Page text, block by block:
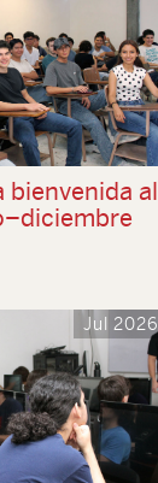
bienvenida al
Jul 2026